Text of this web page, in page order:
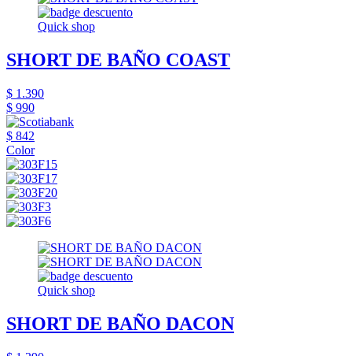
Quick shop
SHORT DE BAÑO COAST
$ 1.390
$ 990
$ 842
Color
Quick shop
SHORT DE BAÑO DACON